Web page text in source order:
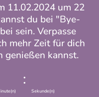
11.02.2024 um 22
du bei "Bye-
sein. Verpasse
mehr Zeit für dich
genießen kannst.
:
Sekunde(n)